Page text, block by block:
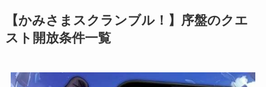
【かみさまスクランブル！】序盤のクエ
スト開放条件一覧